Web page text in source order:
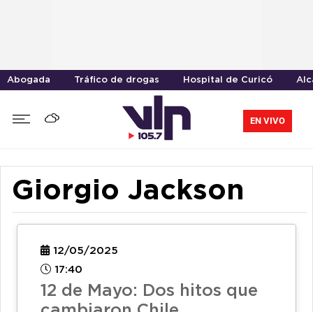
Abogada Tráfico de drogas Hospital de Curicó
EN VIVO
Giorgio Jackson
12/05/2025
17:40
12 de Mayo: Dos hitos que